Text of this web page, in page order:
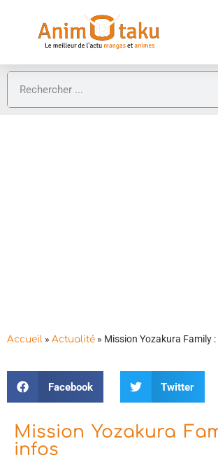
Accueil » Actualité » Mission Yozakura Family :
Facebook Twitter
Mission Yozakura
infos